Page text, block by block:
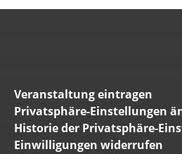
Veranstaltung eintragen
Privatsphäre-Einstellungen
Historie der Privatsphäre-
Einwilligungen widerrufen